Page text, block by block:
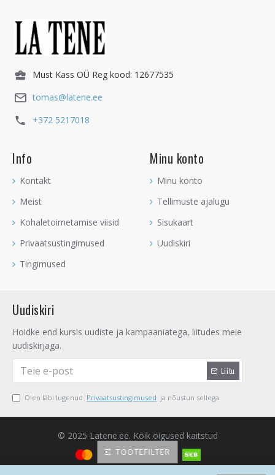
Must Kass OÜ Reg kood: 12677535
tomas@latene.ee
+372 5217018
Info
Kontakt
Meist
Kohaletoimetamise viisid
Privaatsustingimused
Tingimused
Minu konto
Minu konto
Tellimuste ajalugu
Sisukaart
Uudiskiri
Uudiskiri
Hoidke end kursis uudiste ja kampaaniatega, liitudes meie
uudiskirjaga.
Liitu
Olen läbi lugenud Privaatsustingimused ja nõustun sellega
© 2025 Latene.ee. Kõik õigused kaitstud
TOOTEFILTER